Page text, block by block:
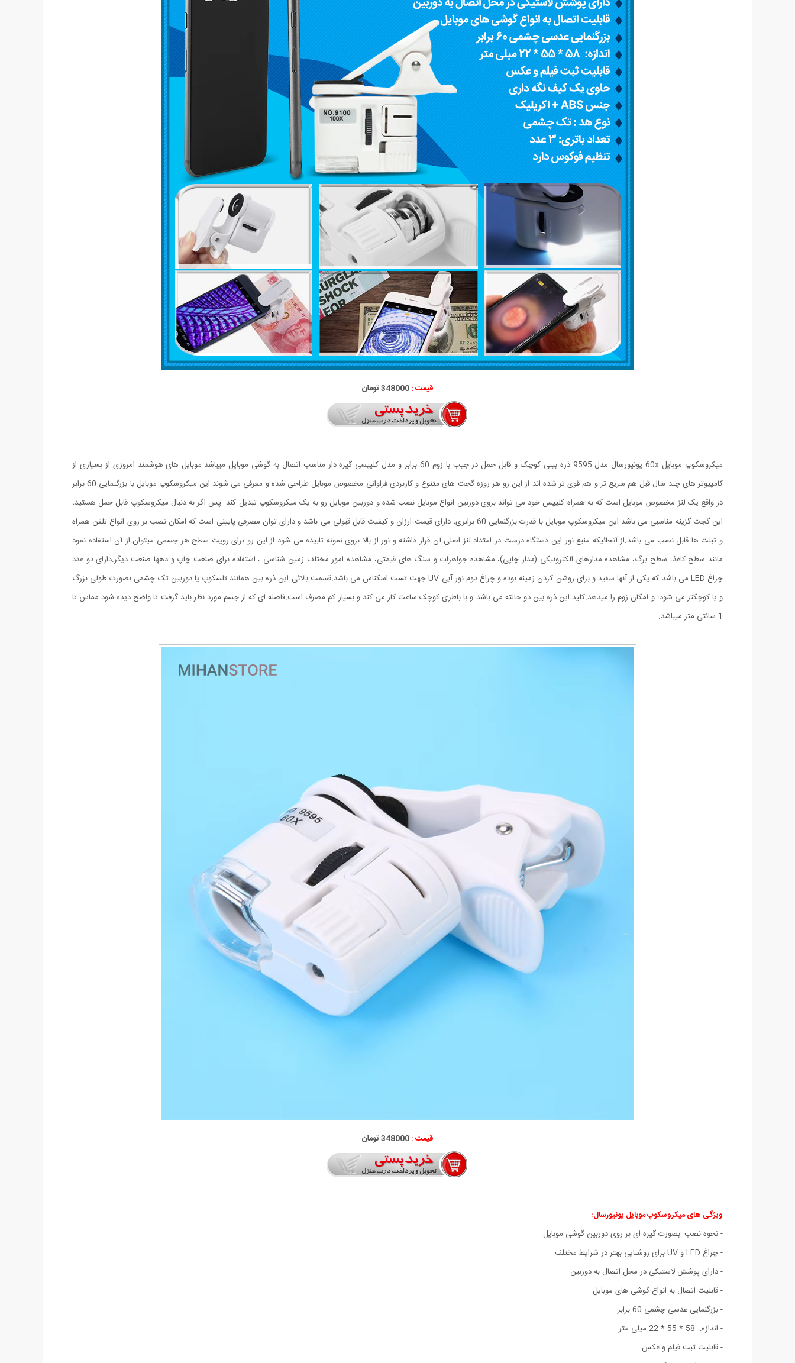
قیمت :348000 تومان
میکروسکوپ موبایل 60x یونیورسال مدل 9595 ذره بینی کوچک و قابل حمل در جیب با زوم 60 برابر و مدل کلیپسی گیره دار مناسب اتصال به گوشی موبایل میباشد.موبایل های هوشمند امروزی از بسیاری از
کامپیوتر های چند سال قبل هم سریع تر و هم قوی تر شده اند از این رو هر روزه گجت های متنوع و کاربردی فراوانی مخصوص موبایل طراحی شده و معرفی می شوند.این میکروسکوپ موبایل با بزرگنمایی 60 برابر
در واقع یک لنز مخصوص موبایل است که به همراه کلیپس خود می تواند بروی دوربین انواع موبایل نصب شده و دوربین موبایل رو به یک میکروسکوپ تبدیل کند. پس اگر به دنبال میکروسکوپ قابل حمل هستید،
این گجت گزینه مناسبی می باشد.این میکروسکوپ موبایل با قدرت بزرگنمایی 60 برابری، دارای قیمت ارزان و کیفیت قابل قبولی می باشد و دارای توان مصرفی پایینی است که امکان نصب بر روی انواع تلفن همراه
و تبلت ها قابل نصب می باشد.از آنجائیکه منبع نور این دستگاه درست در امتداد لنز اصلی آن قرار داشته و نور از بالا بروی نمونه تابیده می شود از این رو برای رویت سطح هر جسمی میتوان از آن استفاده نمود
مانند سطح کاغذ، سطح برگ، مشاهده مدارهای الکترونیکی (مدار چاپی)، مشاهده جواهرات و سنگ های قیمتی، مشاهده امور مختلف زمین شناسی ، استفاده برای صنعت چاپ و دهها صنعت دیگر.دارای دو عدد
چراغ LED می باشد که یکی از آنها سفید و برای روشن کردن زمینه بوده و چراغ دوم نور آبی UV جهت تست اسکناس می باشد.قسمت بالائی این ذره بین همانند تلسکوپ یا دوربین تک چشمی بصورت طولی بزرگ
و یا کوچکتر می شود؛ و امکان زوم را میدهد.کلید این ذره بین دو حالته می باشد و با باطری کوچک ساعت کار می کند و بسیار کم مصرف است.فاصله ای که از جسم مورد نظر باید گرفت تا واضح دیده شود مماس تا
1 سانتی متر میباشد.
قیمت :348000 تومان
ویژگی های میکروسکوپ موبایل یونیورسال:
- نحوه نصب: بصورت گیره ای بر روی دوربین گوشی موبایل
- چراغ LED و UV برای روشنایی بهتر در شرایط مختلف
- دارای پوشش لاستیکی در محل اتصال به دوربین
- قابلیت اتصال به انواع گوشی های موبایل
- بزرگنمایی عدسی چشمی 60 برابر
- اندازه: 58 * 55 * 22 میلی متر
- قابلیت ثبت فیلم و عکس